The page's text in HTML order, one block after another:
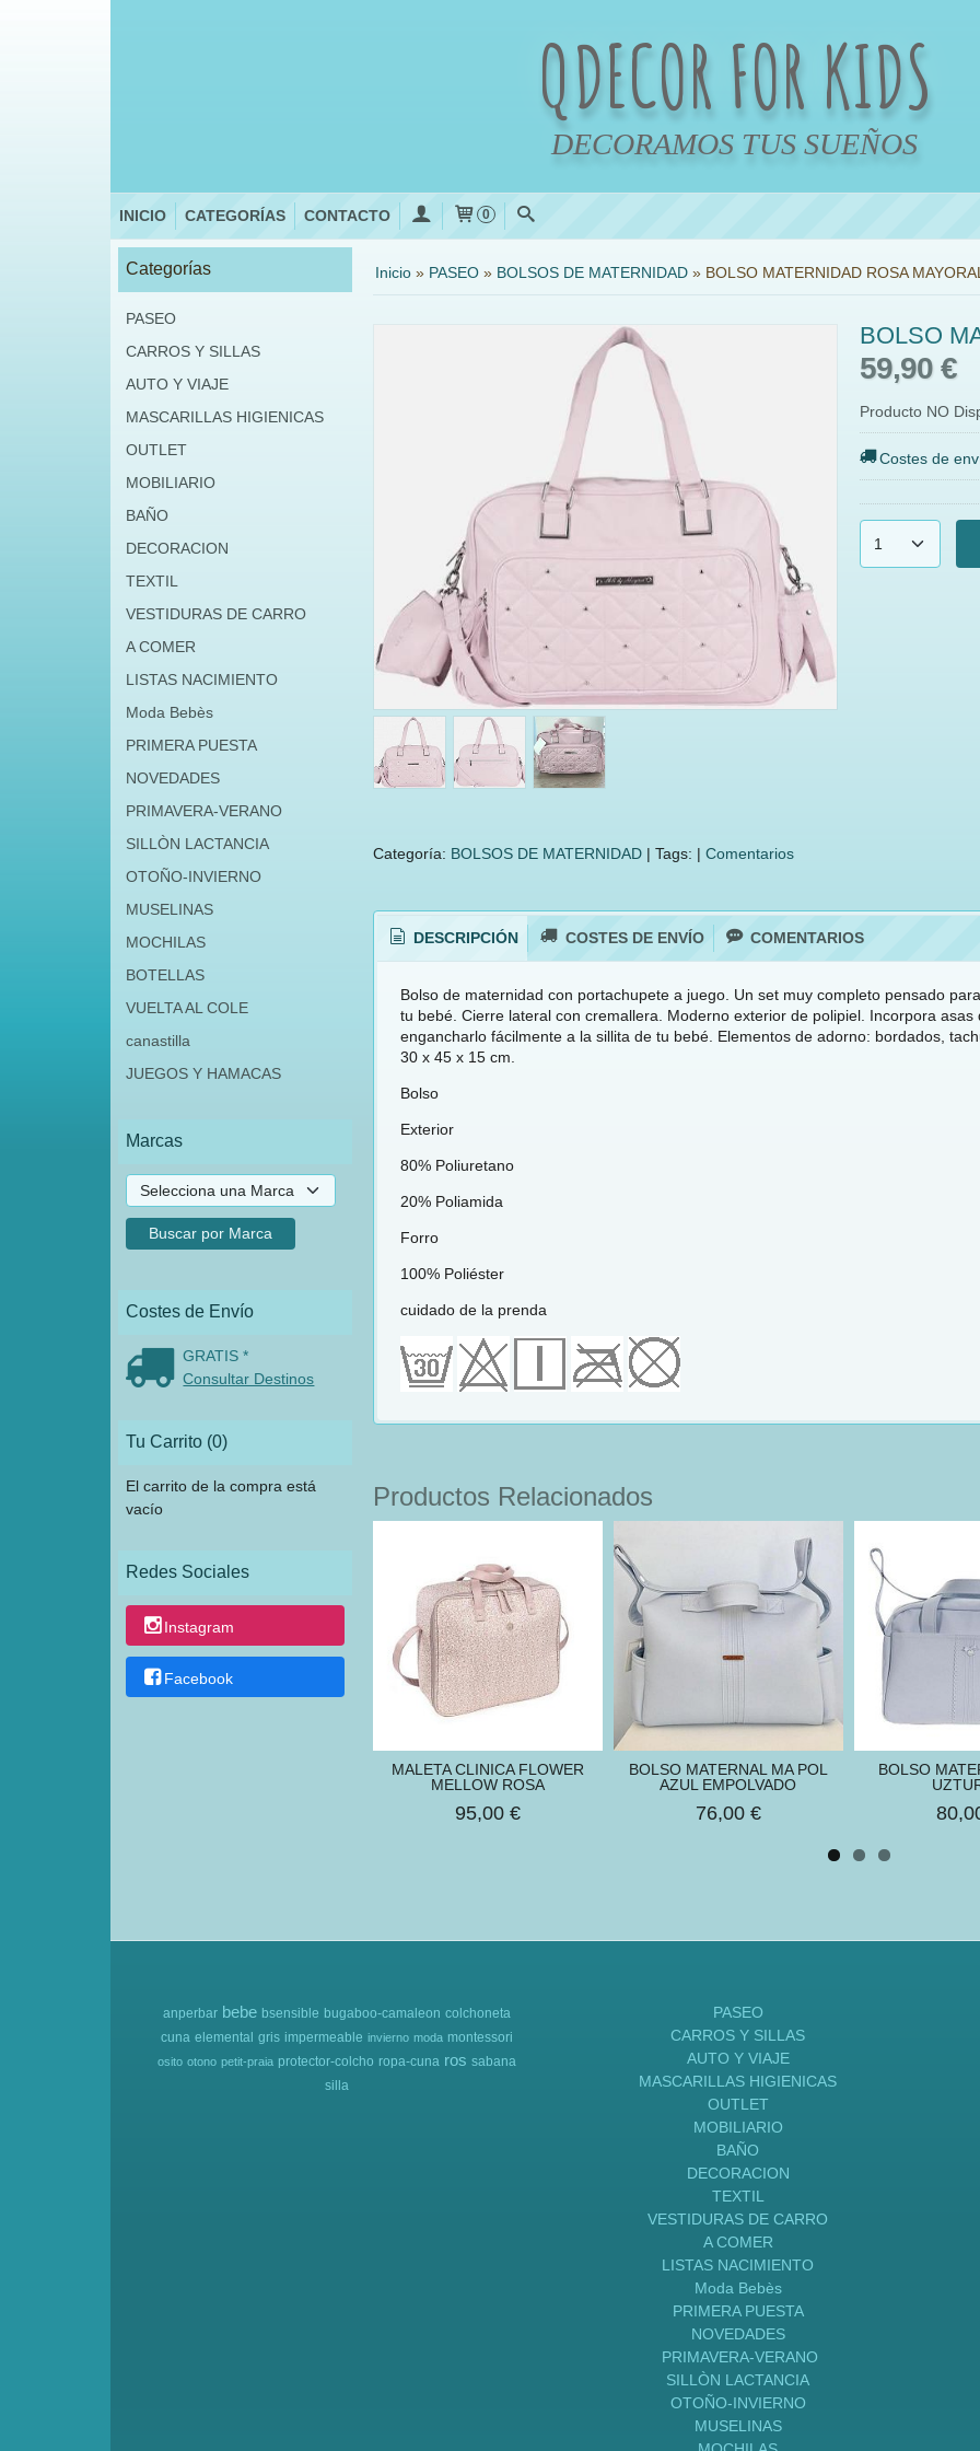
QDECOR FOR KIDS
DECORAMOS TUS SUEÑOS
INICIO CATEGORÍAS CONTACTO 0
Categorías
PASEO
CARROS Y SILLAS
AUTO Y VIAJE
MASCARILLAS HIGIENICAS
OUTLET
MOBILIARIO
BAÑO
DECORACION
TEXTIL
VESTIDURAS DE CARRO
A COMER
LISTAS NACIMIENTO
Moda Bebès
PRIMERA PUESTA
NOVEDADES
PRIMAVERA-VERANO
SILLÒN LACTANCIA
OTOÑO-INVIERNO
MUSELINAS
MOCHILAS
BOTELLAS
VUELTA AL COLE
canastilla
JUEGOS Y HAMACAS
Marcas
Costes de Envío
GRATIS *
Consultar Destinos
Tu Carrito (0)
El carrito de la compra está
vacío
Redes Sociales
Instagram
Facebook
Inicio» PASEO» BOLSOS DE MATERNIDAD» BOLSO MATERNIDAD ROSA MAYORAL
BOLSO
59,90 €
Producto NO
Costes de
Categoría: BOLSOS DE MATERNIDAD| Tags: | Comentarios
DESCRIPCIÓN COSTES DE ENVÍO COMENTARIOS
Bolso de maternidad con portachupete a juego. Un set muy completo pensado
tu bebé. Cierre lateral con cremallera. Moderno exterior de polipiel. Incorpora
engancharlo fácilmente a la sillita de tu bebé. Elementos de adorno: bordados,
30 x 45 x 15 cm.
Bolso
Exterior
80% Poliuretano
20% Poliamida
Forro
100% Poliéster
cuidado de la prenda
Productos Relacionados
MALETA CLINICA FLOWER
MELLOW ROSA
95,00 €
BOLSO MATERNAL MA POL
AZUL EMPOLVADO
76,00 €
BOLSO
anperbar bebe bsensible bugaboo-camaleon colchoneta
cuna elemental gris impermeable invierno moda montessori
osito otono petit-praia protector-colcho ropa-cuna ros sabana
silla
PASEO
CARROS Y SILLAS
AUTO Y VIAJE
MASCARILLAS HIGIENICAS
OUTLET
MOBILIARIO
BAÑO
DECORACION
TEXTIL
VESTIDURAS DE CARRO
A COMER
LISTAS NACIMIENTO
Moda Bebès
PRIMERA PUESTA
NOVEDADES
PRIMAVERA-VERANO
SILLÒN LACTANCIA
OTOÑO-INVIERNO
MUSELINAS